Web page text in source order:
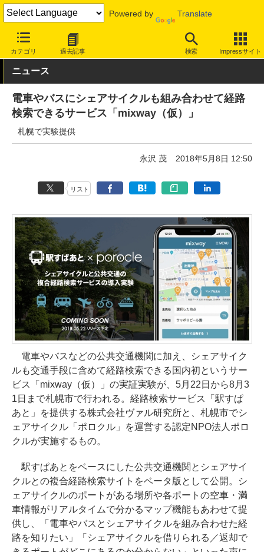
Powered by Translate
カテゴリ 過去記事 検索 Impressサイト
INTERNET Watch トピック
ニュース
電車やバスにシェアサイクルも組み合わせて経路
検索できるサービス「mixway（仮）」
札幌で実験提供
永沢 茂 2018年5月8日 12:50
リスト
電車やバスなどの公共交通機関に加え、シェアサイク
ルも交通手段に含めて経路検索できる国内初というサー
ビス「mixway（仮）」の実証実験が、5月22日から8月3
1日まで札幌市で行われる。経路検索サービス「駅すぱ
あと」を提供する株式会社ヴァル研究所と、札幌市でシ
ェアサイクル「ポロクル」を運営する認定NPO法人ポロ
クルが実施するもの。
駅すぱあとをベースにした公共交通機関とシェアサイ
クルとの複合経路検索サイトをベータ版として公開。シ
ェアサイクルのポートがある場所や各ポートの空車・満
車情報がリアルタイムで分かるマップ機能もあわせて提
供し、「電車やバスとシェアサイクルを組み合わせた経
路を知りたい」「シェアサイクルを借りられる／返却で